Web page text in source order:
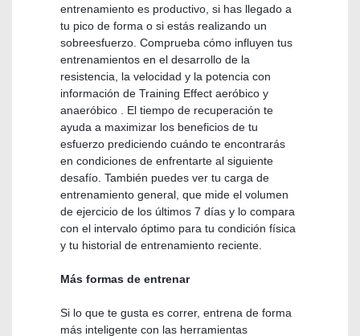
entrenamiento es productivo, si has llegado a
tu pico de forma o si estás realizando un
sobreesfuerzo. Comprueba cómo influyen tus
entrenamientos en el desarrollo de la
resistencia, la velocidad y la potencia con
información de Training Effect aeróbico y
anaeróbico . El tiempo de recuperación te
ayuda a maximizar los beneficios de tu
esfuerzo prediciendo cuándo te encontrarás
en condiciones de enfrentarte al siguiente
desafío. También puedes ver tu carga de
entrenamiento general, que mide el volumen
de ejercicio de los últimos 7 días y lo compara
con el intervalo óptimo para tu condición física
y tu historial de entrenamiento reciente.
Más formas de entrenar
Si lo que te gusta es correr, entrena de forma
más inteligente con las herramientas